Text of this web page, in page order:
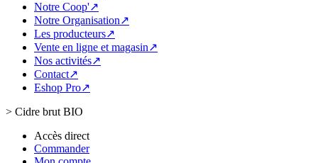
Notre Coop'↗
Notre Organisation↗
Les producteurs↗
Vente en ligne et magasin↗
Nos activités↗
Contact↗
Eshop Pro↗
> Cidre brut BIO
Accès direct
Commander